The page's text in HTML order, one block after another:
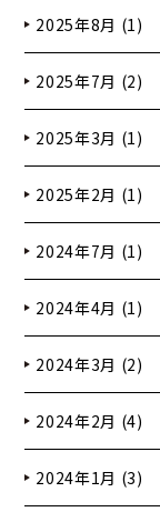
2025年8月 (1)
2025年7月 (2)
2025年3月 (1)
2025年2月 (1)
2024年7月 (1)
2024年4月 (1)
2024年3月 (2)
2024年2月 (4)
2024年1月 (3)